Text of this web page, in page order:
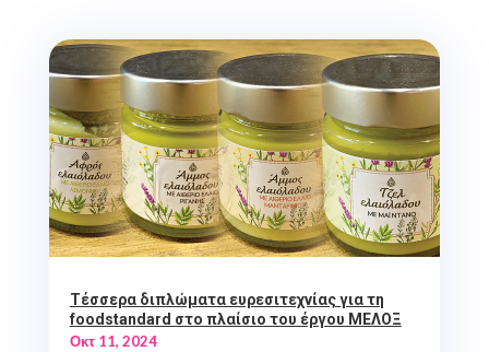
Τέσσερα διπλώματα ευρεσιτεχνίας για τη
foodstandard στο πλαίσιο του έργου ΜΕΛΟΞ
Οκτ 11, 2024